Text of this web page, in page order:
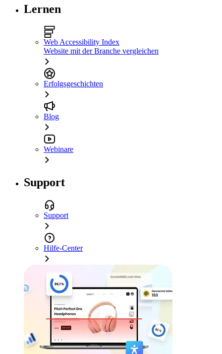
Lernen
Web Accessibility Index
Website mit der Branche vergleichen
Erfolgsgeschichten
Blog
Webinare
Support
Support
Hilfe-Center